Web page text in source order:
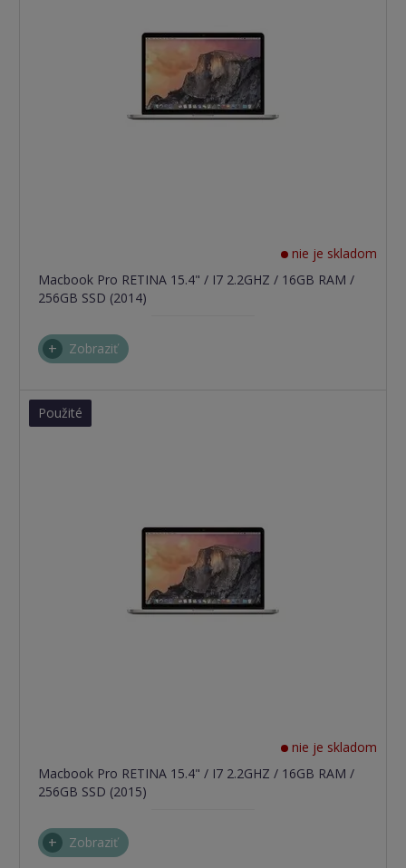
nie je skladom
Macbook Pro RETINA 15.4" / I7 2.2GHZ / 16GB RAM /
256GB SSD (2014)
Zobraziť
Použité
nie je skladom
Macbook Pro RETINA 15.4" / I7 2.2GHZ / 16GB RAM /
256GB SSD (2015)
Zobraziť